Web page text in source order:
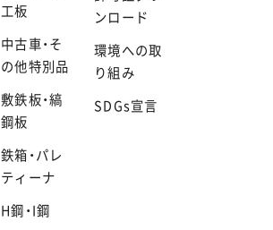
工板
中古車・そ
の他特別品
敷鉄板・縞
鋼板
鉄箱・パレ
ティーナ
H鋼・I鋼
ンロード
環境への取
り組み
SDGs宣言